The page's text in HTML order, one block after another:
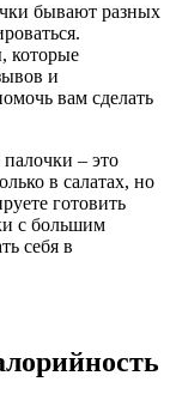
бывают разных
которые
и
вам сделать
– это
в салатах, но
готовить
с большим
себя в